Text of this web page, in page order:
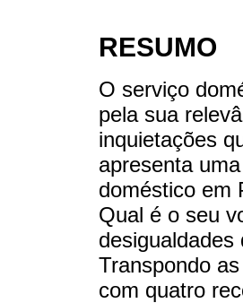
RESUMO
O serviço
pela sua
inquietações
apresenta
doméstico em
Qual é o seu
Transpondo
com quatro